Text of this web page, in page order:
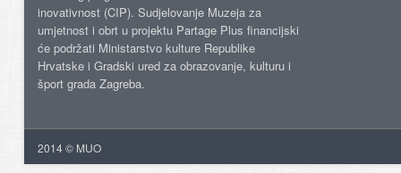
inovativnost (CIP). Sudjelovanje Muzeja za
umjetnost i obrt u projektu Partage Plus financijski
će podržati Ministarstvo kulture Republike
Hrvatske i Gradski ured za obrazovanje, kulturu i
šport grada Zagreba.
2014 © MUO